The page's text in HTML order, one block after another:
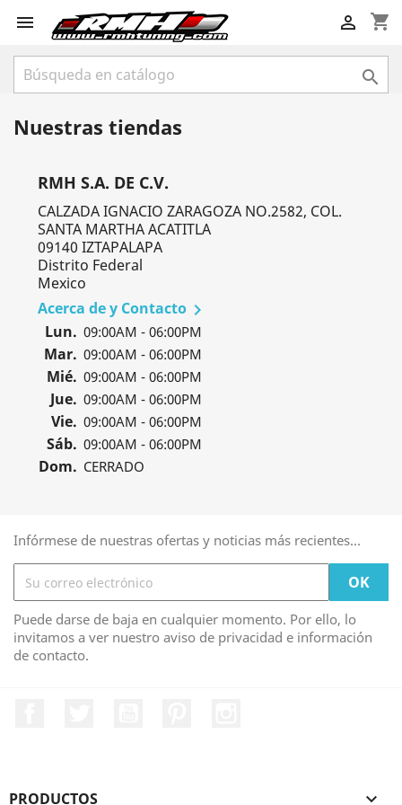
 shopping_cart


Nuestras tiendas
RMH S.A. DE C.V.
CALZADA IGNACIO ZARAGOZA NO.2582, COL.
SANTA MARTHA ACATITLA
09140 IZTAPALAPA
Distrito Federal
Mexico
Acerca de y Contacto 
Lun. 09:00AM - 06:00PM
Mar. 09:00AM - 06:00PM
Mié. 09:00AM - 06:00PM
Jue. 09:00AM - 06:00PM
Vie. 09:00AM - 06:00PM
Sáb. 09:00AM - 06:00PM
Dom. CERRADO
Infórmese de nuestras ofertas y noticias más recientes...
Puede darse de baja en cualquier momento. Por ello, lo
invitamos a ver nuestro aviso de privacidad e información
de contacto.
PRODUCTOS 